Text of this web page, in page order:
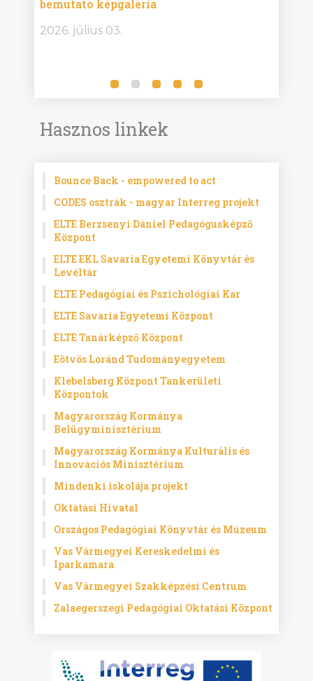
bemutató képgaléria
2026. július 03.
Hasznos linkek
Bounce Back - empowered to act
CODES osztrák - magyar Interreg projekt
ELTE Berzsenyi Dániel Pedagógusképző
Központ
ELTE EKL Savaria Egyetemi Könyvtár és
Levéltár
ELTE Pedagógiai és Pszichológiai Kar
ELTE Savaria Egyetemi Központ
ELTE Tanárképző Központ
Eötvös Loránd Tudományegyetem
Klebelsberg Központ Tankerületi
Központok
Magyarország Kormánya
Belügyminisztérium
Magyarország Kormánya Kulturális és
Innovációs Minisztérium
Mindenki iskolája projekt
Oktatási Hivatal
Országos Pedagógiai Könyvtár és Múzeum
Vas Vármegyei Kereskedelmi és
Iparkamara
Vas Vármegyei Szakképzési Centrum
Zalaegerszegi Pedagógiai Oktatási Központ